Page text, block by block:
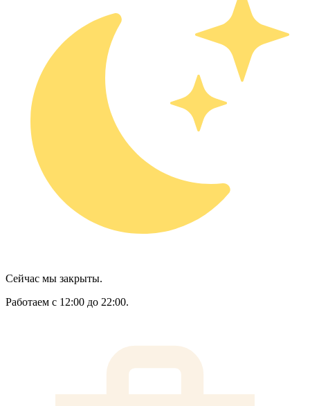
Сейчас мы закрыты.
Работаем с 12:00 до 22:00.